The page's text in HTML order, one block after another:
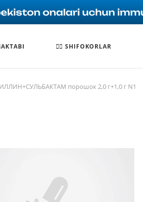
🧑‍⚕️ SHIFOKORLAR
порошок 2,0 г+1,0 г N1